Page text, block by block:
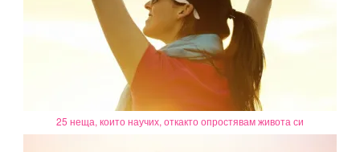
25 неща, които научих, откакто опростявам живота си